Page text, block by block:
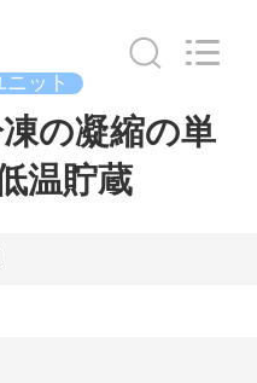
ット
の凝縮の単
温貯蔵